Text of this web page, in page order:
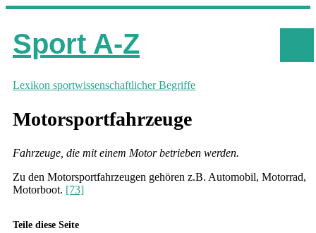
Sport A-Z
Lexikon sportwissenschaftlicher Begriffe
Motorsportfahrzeuge
Fahrzeuge, die mit einem Motor betrieben werden.
Zu den Motorsportfahrzeugen gehören z.B. Automobil, Motorrad,
Motorboot. [73]
Teile diese Seite